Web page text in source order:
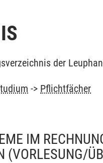
der
-> Pflichtfächer
IM
(VORLESUNG/